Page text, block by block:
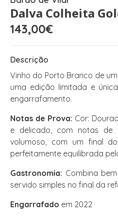
Dalva Colheita
143,00€
Descrição
Vinho do Porto Branco de
uma edição limitada e
engarrafamento.
Notas de Prova: Cor:
e delicado, com notas de
volumoso, com um final
perfeitamente equilibrada
Gastronomia: Combina
servido simples no final da
Engarrafado em 2022